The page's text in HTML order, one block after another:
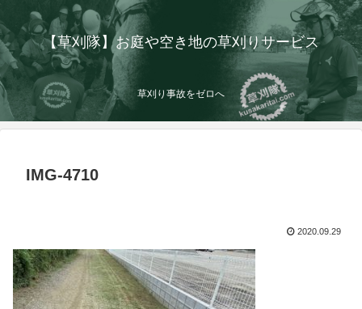
【草刈隊】お庭や空き地の草刈りサービス
草刈り事故をゼロへ
IMG-4710
2020.09.29